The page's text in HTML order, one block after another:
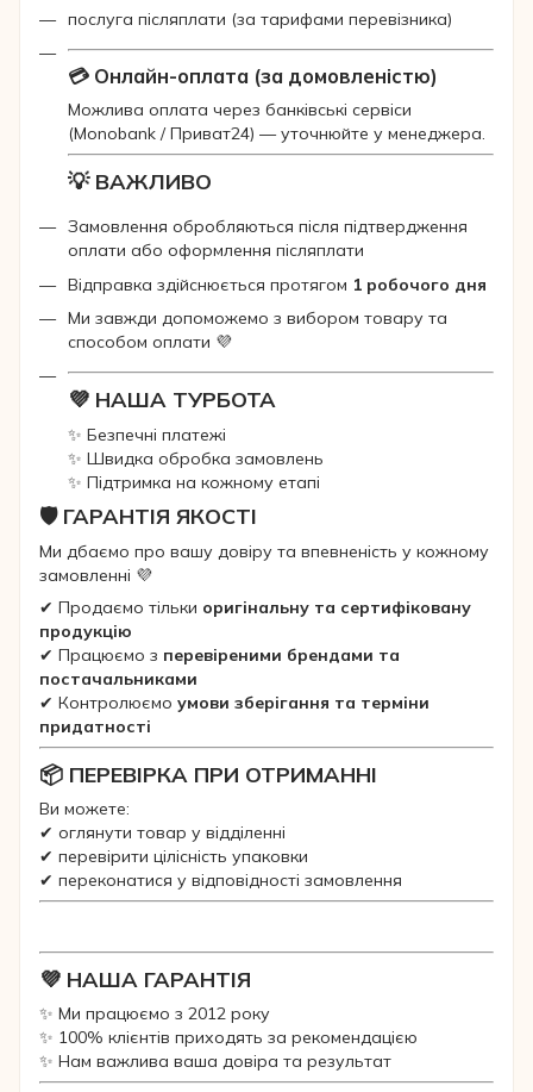
послуга післяплати (за тарифами перевізника)
💳 Онлайн-оплата (за домовленістю)
Можлива оплата через банківські сервіси
(Monobank / Приват24) — уточнюйте у менеджера.
💡 ВАЖЛИВО
Замовлення обробляються після підтвердження
оплати або оформлення післяплати
Відправка здійснюється протягом 1 робочого дня
Ми завжди допоможемо з вибором товару та
способом оплати 💜
💜 НАША ТУРБОТА
✨ Безпечні платежі
✨ Швидка обробка замовлень
✨ Підтримка на кожному етапі
🛡 ГАРАНТІЯ ЯКОСТІ
Ми дбаємо про вашу довіру та впевненість у кожному
замовленні 💜
✔ Продаємо тільки оригінальну та сертифіковану
продукцію
✔ Працюємо з перевіреними брендами та
постачальниками
✔ Контролюємо умови зберігання та терміни
придатності
📦 ПЕРЕВІРКА ПРИ ОТРИМАННІ
Ви можете:
✔ оглянути товар у відділенні
✔ перевірити цілісність упаковки
✔ переконатися у відповідності замовлення
💜 НАША ГАРАНТІЯ
✨ Ми працюємо з 2012 року
✨ 100% клієнтів приходять за рекомендацією
✨ Нам важлива ваша довіра та результат